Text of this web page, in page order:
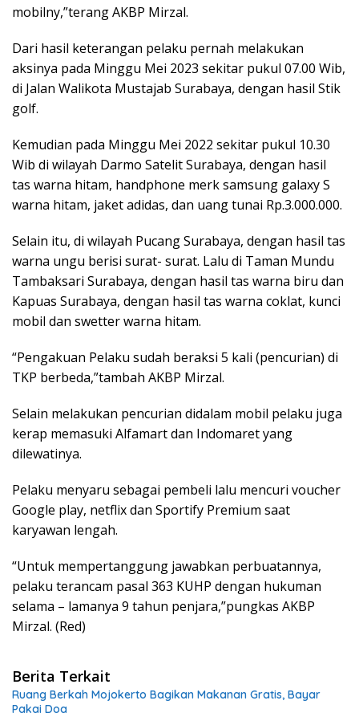
mobilny,”terang AKBP Mirzal.
Dari hasil keterangan pelaku pernah melakukan
aksinya pada Minggu Mei 2023 sekitar pukul 07.00 Wib,
di Jalan Walikota Mustajab Surabaya, dengan hasil Stik
golf.
Kemudian pada Minggu Mei 2022 sekitar pukul 10.30
Wib di wilayah Darmo Satelit Surabaya, dengan hasil
tas warna hitam, handphone merk samsung galaxy S
warna hitam, jaket adidas, dan uang tunai Rp.3.000.000.
Selain itu, di wilayah Pucang Surabaya, dengan hasil tas
warna ungu berisi surat- surat. Lalu di Taman Mundu
Tambaksari Surabaya, dengan hasil tas warna biru dan
Kapuas Surabaya, dengan hasil tas warna coklat, kunci
mobil dan swetter warna hitam.
“Pengakuan Pelaku sudah beraksi 5 kali (pencurian) di
TKP berbeda,”tambah AKBP Mirzal.
Selain melakukan pencurian didalam mobil pelaku juga
kerap memasuki Alfamart dan Indomaret yang
dilewatinya.
Pelaku menyaru sebagai pembeli lalu mencuri voucher
Google play, netflix dan Sportify Premium saat
karyawan lengah.
“Untuk mempertanggung jawabkan perbuatannya,
pelaku terancam pasal 363 KUHP dengan hukuman
selama – lamanya 9 tahun penjara,”pungkas AKBP
Mirzal. (Red)
Berita Terkait
Ruang Berkah Mojokerto Bagikan Makanan Gratis, Bayar
Pakai Doa